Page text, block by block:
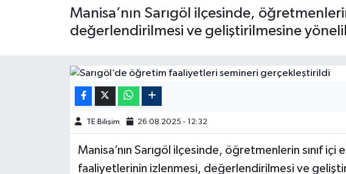
Manisa’nın Sarıgöl ilçesinde,
değerlendirilmesi ve geliştirilmesine
TE Bilişim 26.08.2025 - 12:32
Manisa’nın Sarıgöl ilçesinde, öğretmenlerin sınıf
faaliyetlerinin izlenmesi, değerlendirilmesi ve
Haber Arşivi